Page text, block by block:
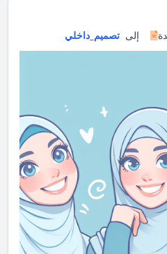
إلى تصميم_داخلي